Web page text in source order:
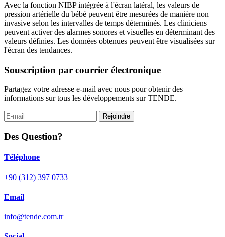
Avec la fonction NIBP intégrée à l'écran latéral, les valeurs de
pression artérielle du bébé peuvent être mesurées de manière non
invasive selon les intervalles de temps déterminés. Les cliniciens
peuvent activer des alarmes sonores et visuelles en déterminant des
valeurs définies. Les données obtenues peuvent être visualisées sur
l'écran des tendances.
Souscription par courrier électronique
Partagez votre adresse e-mail avec nous pour obtenir des
informations sur tous les développements sur TENDE.
Rejoindre
Des Question?
Téléphone
+90 (312) 397 0733
Email
info@tende.com.tr